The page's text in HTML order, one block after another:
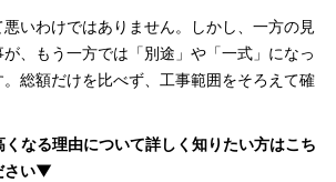
いわけではありません。しかし、一方の見
、もう一方では「別途」や「一式」になっ
総額だけを比べず、工事範囲をそろえて確
なる理由について詳しく知りたい方はこち
さい▼